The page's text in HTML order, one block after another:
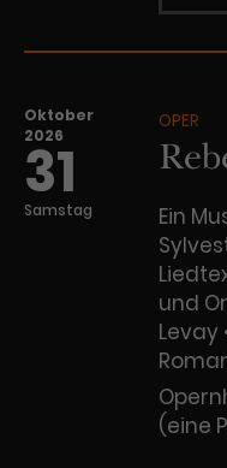
Oktober
2026
31
Samstag
OPER
Ein
und
Levay
(eine